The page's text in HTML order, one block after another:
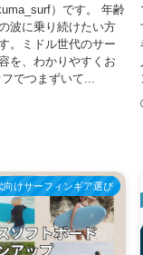
）です。 年齢
波に乗り続けたい方
。ミドル世代のサー
を、わかりやすくお
でつまずいて...
向けサーフィンギア選び